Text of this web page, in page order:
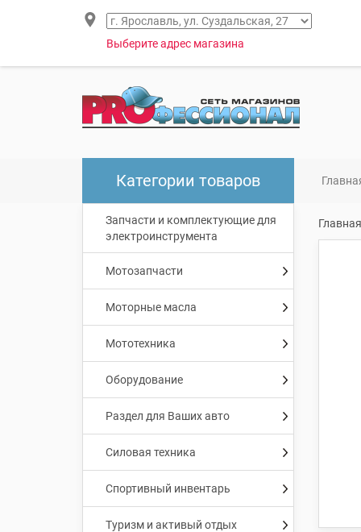
Выберите адрес магазина
Категории товаров
Запчасти и комплектующие для
электроинструмента
Мотозапчасти
Моторные масла
Мототехника
Оборудование
Раздел для Ваших авто
Силовая техника
Спортивный инвентарь
Туризм и активый отдых
Главная